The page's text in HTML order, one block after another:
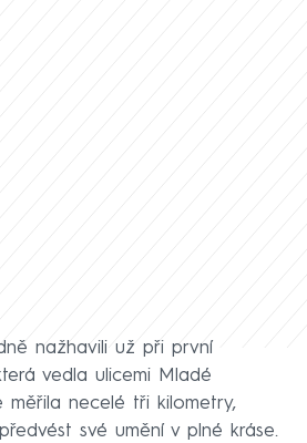
nažhavili už při první
vedla ulicemi Mladé
měřila necelé tři kilometry,
své umění v plné kráse.